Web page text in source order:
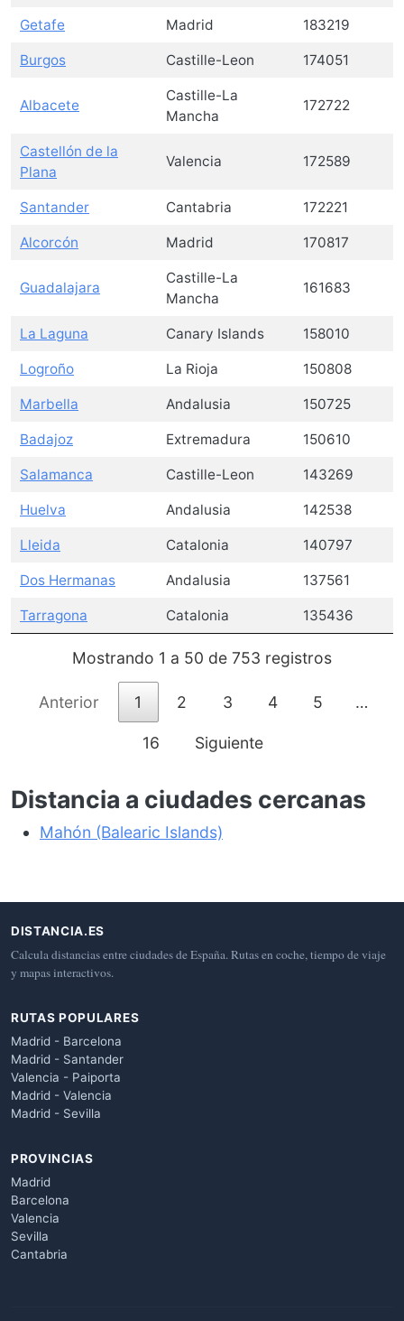
Getafe Madrid 183219
Burgos Castille-Leon 174051
Albacete
Castille-La
Mancha
172722
Castellón de la
Plana
Valencia 172589
Santander Cantabria 172221
Alcorcón Madrid 170817
Guadalajara
Castille-La
Mancha
161683
La Laguna Canary Islands 158010
Logroño La Rioja 150808
Marbella Andalusia 150725
Badajoz Extremadura 150610
Salamanca Castille-Leon 143269
Huelva Andalusia 142538
Lleida Catalonia 140797
Dos Hermanas Andalusia 137561
Tarragona Catalonia 135436
Mostrando 1 a 50 de 753 registros
Anterior 1 2 3 4 5 …
16 Siguiente
Distancia a ciudades cercanas
Mahón (Balearic Islands)
DISTANCIA.ES
Calcula distancias entre ciudades de España. Rutas en coche, tiempo de viaje
y mapas interactivos.
RUTAS POPULARES
Madrid - Barcelona
Madrid - Santander
Valencia - Paiporta
Madrid - Valencia
Madrid - Sevilla
PROVINCIAS
Madrid
Barcelona
Valencia
Sevilla
Cantabria